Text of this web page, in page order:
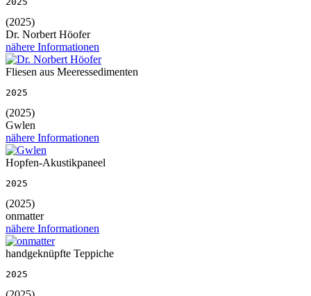
(2025)
Dr. Norbert Höofer
nähere Informationen
Fliesen aus Meeressedimenten
2025
(2025)
Gwlen
nähere Informationen
Hopfen-Akustikpaneel
2025
(2025)
onmatter
nähere Informationen
handgeknüpfte Teppiche
2025